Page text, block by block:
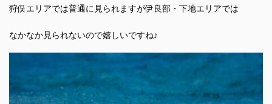
狩俣エリアでは普通に見られますが伊良部・下地エリアでは
なかなか見られないので嬉しいですね♪